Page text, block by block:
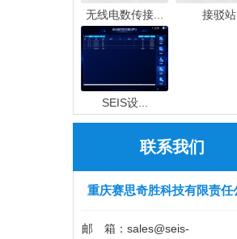
无线电数传接... 接驳站
​SEIS设...
联系我们
重庆赛思奇胜科技有限责任
邮 箱：sales@seis-